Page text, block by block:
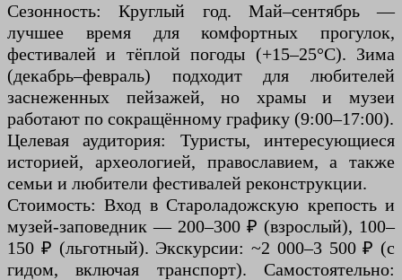
Сезонность: Круглый год. Май–сентябрь —
лучшее время для комфортных прогулок,
фестивалей и тёплой погоды (+15–25°C). Зима
(декабрь–февраль) подходит для любителей
заснеженных пейзажей, но храмы и музеи
работают по сокращённому графику (9:00–17:00).
Целевая аудитория: Туристы, интересующиеся
историей, археологией, православием, а также
семьи и любители фестивалей реконструкции.
Стоимость: Вход в Староладожскую крепость и
музей-заповедник — 200–300 ₽ (взрослый), 100–
150 ₽ (льготный). Экскурсии: ~2 000–3 500 ₽ (с
гидом, включая транспорт). Самостоятельно: